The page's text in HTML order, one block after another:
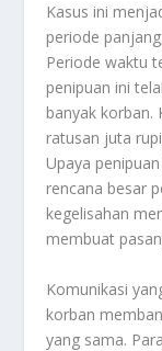
Kasus ini
periode
Periode waktu
penipuan ini
banyak korban.
ratusan juta
Upaya
rencana besar
kegelisahan
membuat
Komunikasi
korban
yang sama.